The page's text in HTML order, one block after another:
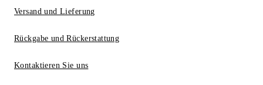
Versand und Lieferung
Rückgabe und Rückerstattung
Kontaktieren Sie uns